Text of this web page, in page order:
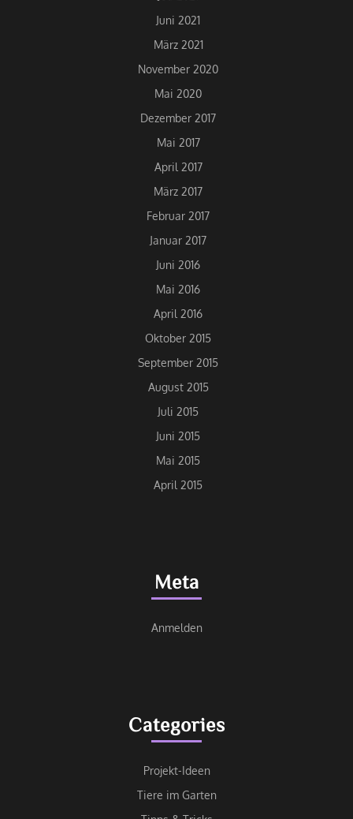
Juni 2021
März 2021
November 2020
Mai 2020
Dezember 2017
Mai 2017
April 2017
März 2017
Februar 2017
Januar 2017
Juni 2016
Mai 2016
April 2016
Oktober 2015
September 2015
August 2015
Juli 2015
Juni 2015
Mai 2015
April 2015
Meta
Anmelden
Categories
Projekt-Ideen
Tiere im Garten